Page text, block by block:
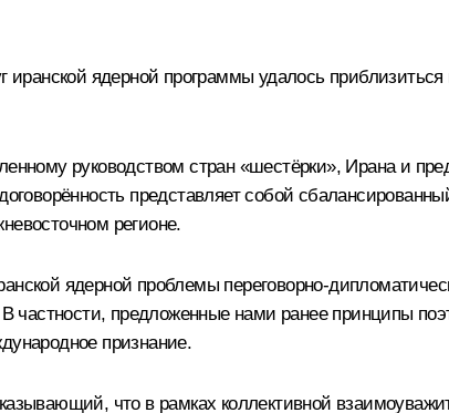
иранской ядерной программы удалось
руководством стран «шестёрки», Ирана и
представляет собой
регионе.
ядерной проблемы переговорно-
частности, предложенные нами ранее принципы
признание.
что в рамках коллективной